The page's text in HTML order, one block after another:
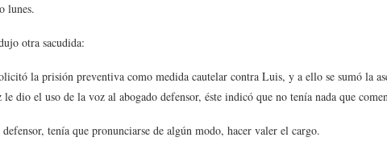
lunes.
otra sacudida:
la prisión preventiva como medida cautelar contra Luis, y a ello se sumó la
dio el uso de la voz al abogado defensor, éste indicó que no tenía nada que
tenía que pronunciarse de algún modo, hacer valer el cargo.